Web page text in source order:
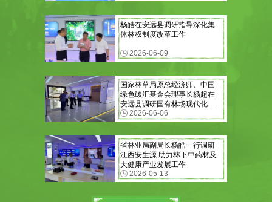
杨皓在安远县调研指导深化集
体林权制度改革工作
2026-06-09
国家林草局原总经济师、中国
绿色碳汇基金会理事长杨超在
安远县调研国有林场现代化建
设工作
2026-06-06
省林业局副局长杨皓一行调研
江西安生源 助力林下中药材及
大健康产业发展工作
2026-05-13